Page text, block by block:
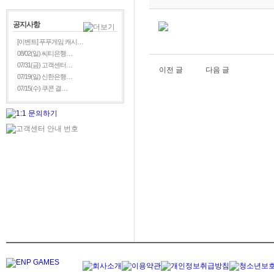
공지사항
[이벤트] 푸푸게임 캐시…
08/02(일) 씨티은행…
07/31(금) 고객센터…
07/19(일) 신한은행…
07/15(수) 쿠콘 결…
이전 글 다음 글